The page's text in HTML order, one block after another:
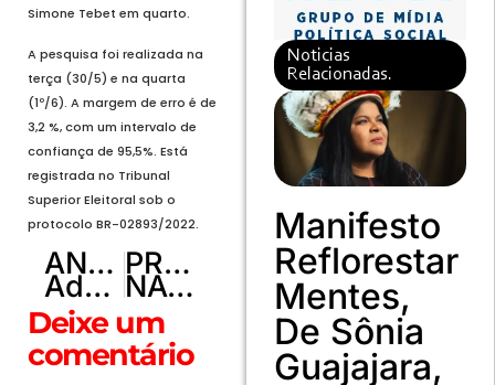
Simone Tebet em quarto.
A pesquisa foi realizada na
terça (30/5) e na quarta
(1º/6). A margem de erro é de
3,2 %, com um intervalo de
confiança de 95,5%. Está
registrada no Tribunal
Superior Eleitoral sob o
protocolo BR-02893/2022.
ANTERIOR
Administração de Brazlândia gasta quase 500 mil reais em shows
PRÓXIMO
NÃO TENHA COMPROMISSO COM O ERRO!
Deixe um
comentário
Noticias
Relacionadas.
Manifesto
Reflorestar
Mentes,
De Sônia
Guajajara,